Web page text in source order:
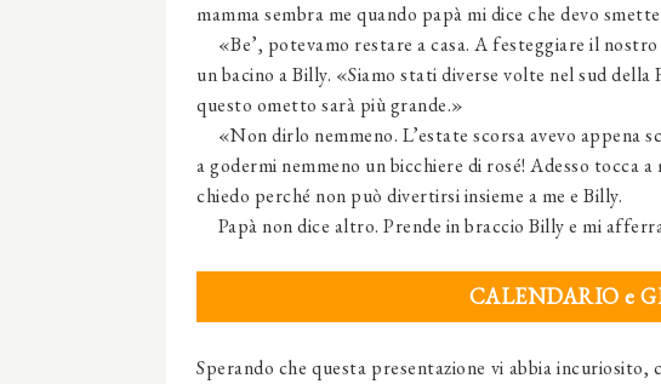
mamma sembra me quando papà mi dice che devo
«Be’, potevamo restare a casa. A festeggiare il
un bacino a Billy. «Siamo stati diverse volte nel sud
questo ometto sarà più grande.»
«Non dirlo nemmeno. L’estate scorsa avevo appena
a godermi nemmeno un bicchiere di rosé! Adesso tocca
chiedo perché non può divertirsi insieme a me e Billy.
Papà non dice altro. Prende in braccio Billy e mi
CALENDARIO e
Sperando che questa presentazione vi abbia